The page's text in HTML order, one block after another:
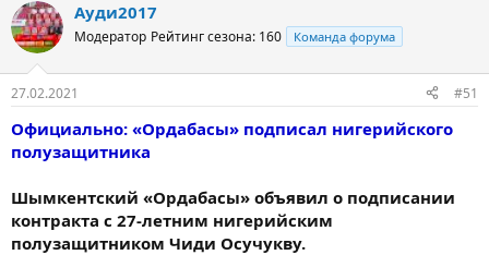
Ауди2017
Модератор Рейтинг сезона: 160 Команда форума
27.02.2021 #51
Официально: «Ордабасы» подписал нигерийского
полузащитника
Шымкентский «Ордабасы» объявил о подписании
контракта с 27-летним нигерийским
полузащитником Чиди Осучукву.